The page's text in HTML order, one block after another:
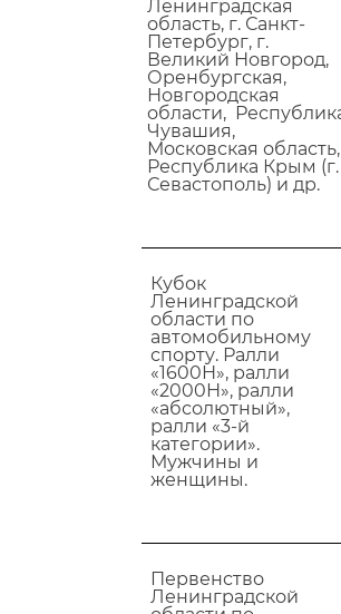
Ленинградская
область, г. Санкт-
Петербург, г.
Великий Новгород,
Оренбургская,
Новгородская
области,
Чувашия,
Московская область,
Республика Крым (г.
Севастополь) и др.
Кубок
Ленинградской
области по
автомобильному
спорту. Ралли
«1600Н», ралли
«2000Н», ралли
«абсолютный»,
ралли «3-й
категории».
Мужчины и
женщины.
Первенство
Ленинградской